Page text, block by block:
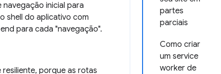
partes
parciais
Como criar
um service
worker de
inicial para
shell do aplicativo com
para cada "navegação".
porque as rotas